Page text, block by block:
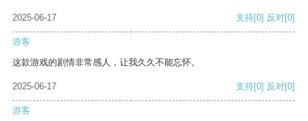
2025-06-17 支持[0] 反对[0]
游客
这款游戏的剧情非常感人，让我久久不能忘怀。
2025-06-17 支持[0] 反对[0]
游客